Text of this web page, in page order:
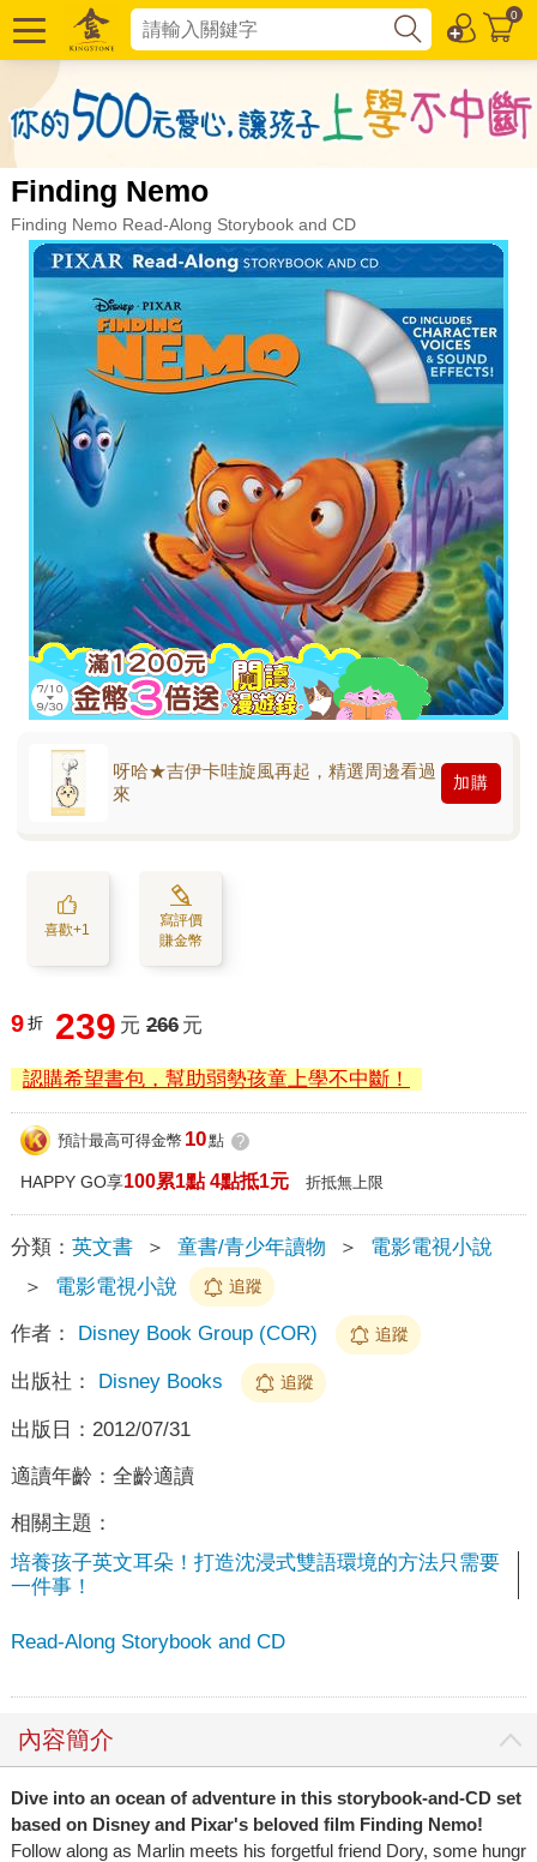
0
Finding Nemo
Finding Nemo Read-Along Storybook and CD
呀哈★吉伊卡哇旋風再起，精選周邊看過
來
加購
喜歡+1
寫評價
賺金幣
9 折 239 元 266 元
認購希望書包，幫助弱勢孩童上學不中斷！
預計最高可得金幣 10點 ?
HAPPY GO享100累1點 4點抵1元 折抵無上限
分類： 英文書 ＞ 童書/青少年讀物 ＞
電影電視小說
＞
電影電視小說 追蹤
作者： Disney Book Group (COR) 追蹤
出版社： Disney Books 追蹤
出版日： 2012/07/31
適讀年齡： 全齡適讀
相關主題：
培養孩子英文耳朵！打造沈浸式雙語環境的方法只需要
一件事！
Read-Along Storybook and CD
內容簡介
Dive into an ocean of adventure in this storybook-and-CD set
based on Disney and Pixar's beloved film Finding Nemo!
Follow along as Marlin meets his forgetful friend Dory, some hungr